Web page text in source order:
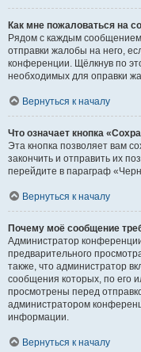
Как мне пожаловаться на
Рядом с каждым
отправки жалобы на него,
конференции. Щёлкнув по
необходимых для оправки
Вернуться к началу
Что означает кнопка
Эта кнопка позволяет вам
закончить и отправить их
перейдите в параграф
Вернуться к началу
Почему моё сообщение
Администратор
предварительного
также, что администратор
сообщения которых, по его
просмотрены перед
администратором
информации.
Вернуться к началу